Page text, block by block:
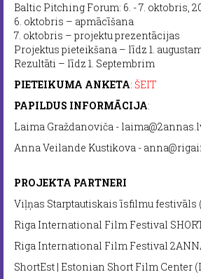
Baltic Pitching Forum: 6. - 7. oktobris,
6. oktobris – apmācīšana
7. oktobris – projektu prezentācijas
Projektus pieteikšana – līdz 1.
Rezultāti – līdz 1. Septembrim
PIETEIKUMA ANKETA: ŠEIT
PAPILDUS INFORMĀCIJA:
Laima Graždanoviča -
Anna Veilande Kustikova -
PROJEKTA PARTNERI
Viļņas Starptautiskais īsfilmu festivāls
Riga International Film Festival
Riga International Film Festival
ShortEst | Estonian Short Film Center